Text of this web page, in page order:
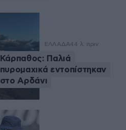
ΕΛΛΑΔΑ44 λ. πριν
Κάρπαθος: Παλιά
πυρομαχικά εντοπίστηκαν
στο Αρδάνι